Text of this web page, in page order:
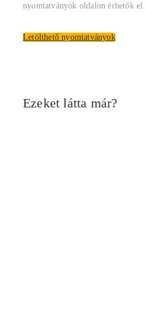
nyomtatványok oldalon érhetők el.
Letölthető nyomtatványok
Ezeket látta már?